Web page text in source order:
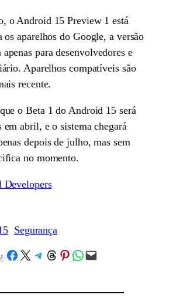
o Android 15 Preview 1 está
os aparelhos do Google, a versão
apenas para desenvolvedores e
Aparelhos compatíveis são
recente.
o Beta 1 do Android 15 será
em abril, e o sistema chegará
depois de julho, mas sem
no momento.
Developers
Segurança
/Share on Facebook
Share on X Share on Telegram
Share on Threads
Share on Pinterest
Share on WhatsApp
Email this Page